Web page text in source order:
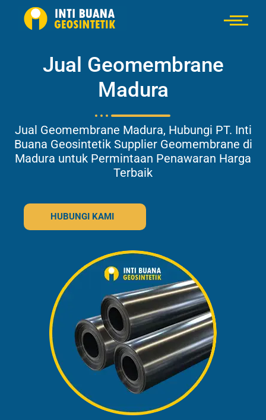
Jual Geomembrane
Madura
Jual Geomembrane Madura, Hubungi PT. Inti
Buana Geosintetik Supplier Geomembrane di
Madura untuk Permintaan Penawaran Harga
Terbaik
HUBUNGI KAMI